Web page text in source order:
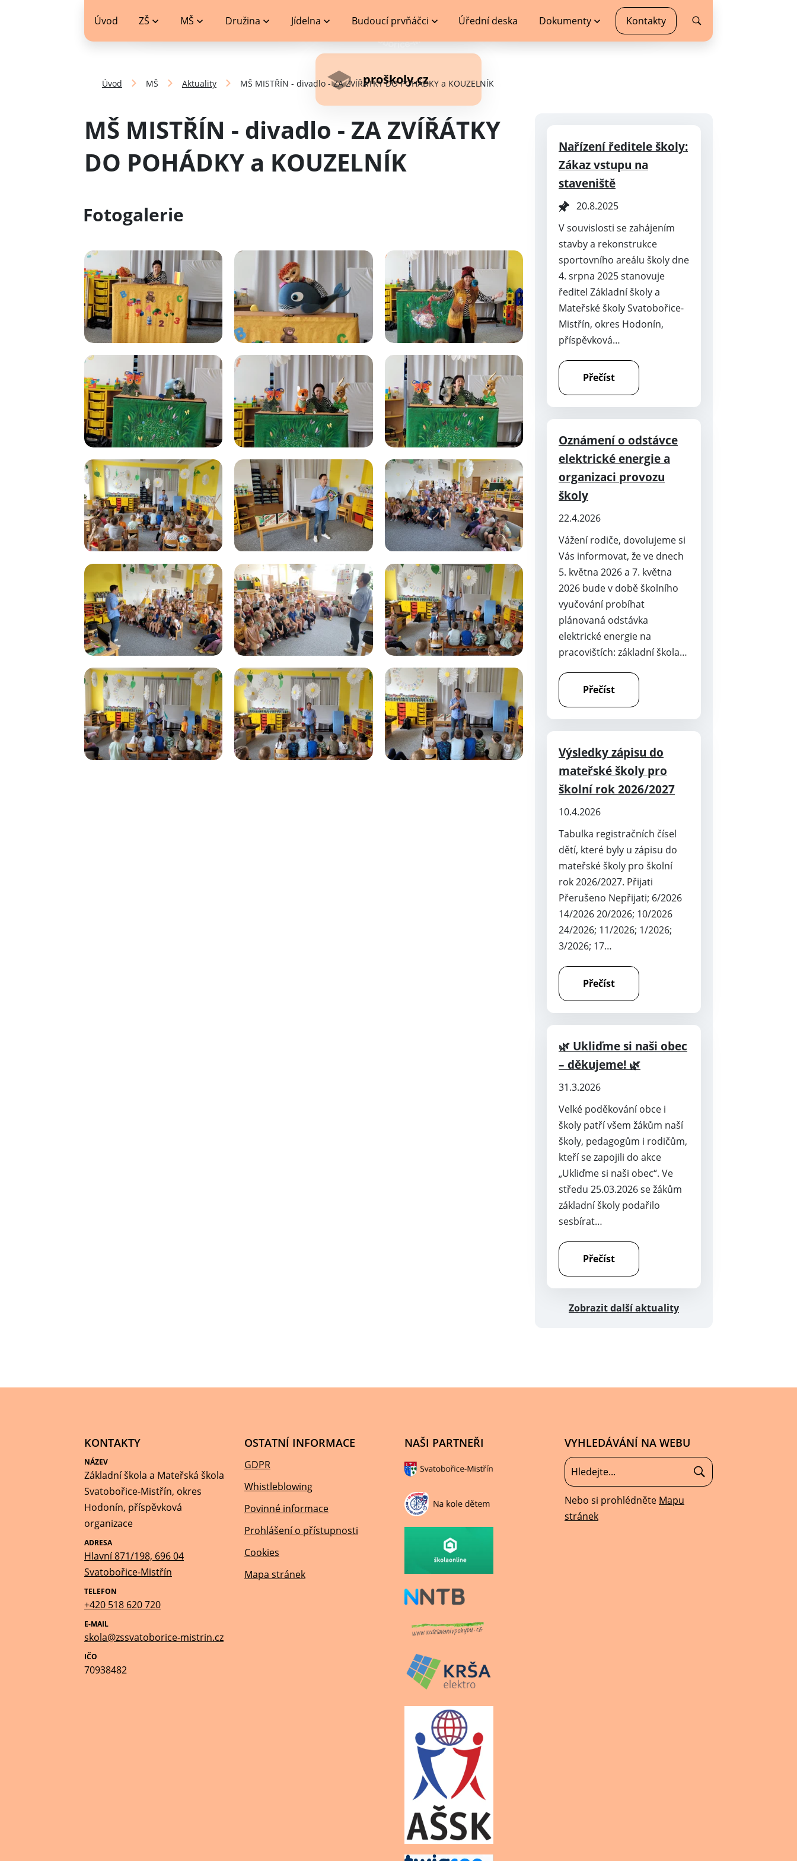
Úvod ZŠ MŠ Družina Jídelna Budoucí prvňáčci Úřední deska Dokumenty Kontakty
proškoly.cz
Úvod MŠ Aktuality MŠ MISTŘÍN - divadlo - ZA ZVÍŘÁTKY DO POHÁDKY a KOUZELNÍK
MŠ MISTŘÍN - divadlo - ZA ZVÍŘÁTKY
DO POHÁDKY a KOUZELNÍK
Fotogalerie
Nařízení ředitele školy:
Zákaz vstupu na
staveniště
20.8.2025
V souvislosti se zahájením
stavby a rekonstrukce
sportovního areálu školy dne
4. srpna 2025 stanovuje
ředitel Základní školy a
Mateřské školy Svatobořice-
Mistřín, okres Hodonín,
příspěvková…
Přečíst
Oznámení o odstávce
elektrické energie a
organizaci provozu
školy
22.4.2026
Vážení rodiče, dovolujeme si
Vás informovat, že ve dnech
5. května 2026 a 7. května
2026 bude v době školního
vyučování probíhat
plánovaná odstávka
elektrické energie na
pracovištích: základní škola…
Přečíst
Výsledky zápisu do
mateřské školy pro
školní rok 2026/2027
10.4.2026
Tabulka registračních čísel
dětí, které byly u zápisu do
mateřské školy pro školní
rok 2026/2027. Přijati
Přerušeno Nepřijati; 6/2026
14/2026 20/2026; 10/2026
24/2026; 11/2026; 1/2026;
3/2026; 17…
Přečíst
🌿 Ukliďme si naši obec
– děkujeme! 🌿
31.3.2026
Velké poděkování obce i
školy patří všem žákům naší
školy, pedagogům i rodičům,
kteří se zapojili do akce
„Ukliďme si naši obec“. Ve
středu 25.03.2026 se žákům
základní školy podařilo
sesbírat…
Přečíst
Zobrazit další aktuality
KONTAKTY
NÁZEV
Základní škola a Mateřská škola
Svatobořice-Mistřín, okres
Hodonín, příspěvková
organizace
ADRESA
Hlavní 871/198, 696 04
Svatobořice-Mistřín
TELEFON
+420 518 620 720
E-MAIL
skola@zssvatoborice-mistrin.cz
IČO
70938482
OSTATNÍ INFORMACE
GDPR
Whistleblowing
Povinné informace
Prohlášení o přístupnosti
Cookies
Mapa stránek
NAŠI PARTNEŘI VYHLEDÁVÁNÍ NA WEBU
Nebo si prohlédněte Mapu
stránek